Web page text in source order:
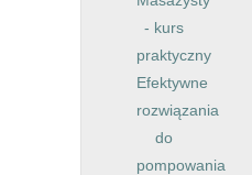
- kurs
praktyczny
Efektywne
rozwiązania
do
pompowania